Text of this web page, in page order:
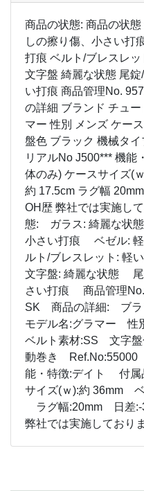
商品の状態: 商品の状
しの擦り傷、小さい打
打痕 ベルト/ブレスレ
文字盤 綺麗な状態 尾
い打痕 商品管理No.
の詳細 ブランド チュ
マー 性別 メンズ ケー
盤色 ブラック 機械タ
リアルNo J500*** 機能
体のみ) ケースサイズ(
約 17.5cm ラグ幅
OH歴 弊社では実施し
態: ガラス: 綺麗な状
小さい打痕 ベゼル:
ルト/ブレスレット:
文字盤: 綺麗な状態 尾
さい打痕 商品管理
SK 商品の詳細: ブラ
モデル名:グラマー
ベルト素材:SS 文字
動巻き
能・特徴:デイト 付
サイズ(ｗ):約 36mm
ラグ幅:20mm 日差
弊社では実施しており